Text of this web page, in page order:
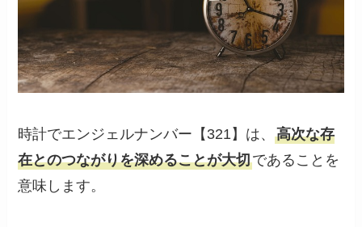
時計でエンジェルナンバー【321】は、高次な存
在とのつながりを深めることが大切であることを
意味します。